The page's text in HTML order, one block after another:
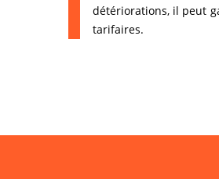
détériorations, il peut
tarifaires.